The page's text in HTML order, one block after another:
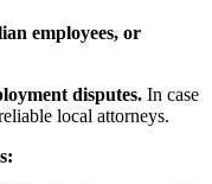
employees, or
disputes. In case
local attorneys.